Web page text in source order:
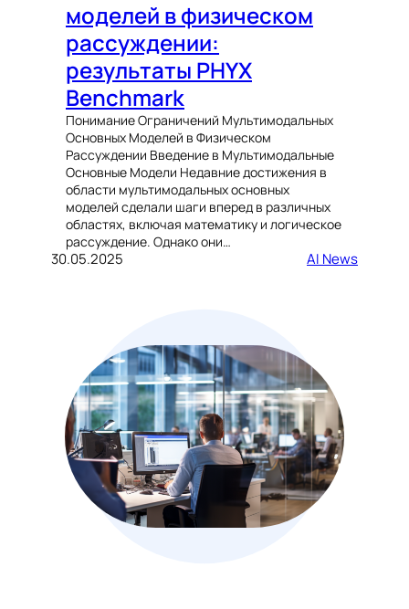
моделей в физическом
рассуждении:
результаты PHYX
Benchmark
Понимание Ограничений Мультимодальных
Основных Моделей в Физическом
Рассуждении Введение в Мультимодальные
Основные Модели Недавние достижения в
области мультимодальных основных
моделей сделали шаги вперед в различных
областях, включая математику и логическое
рассуждение. Однако они…
30.05.2025 AI News